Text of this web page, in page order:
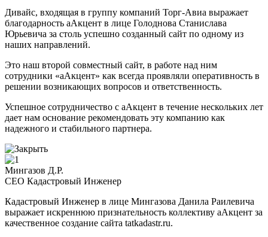
Дивайс, входящая в группу компаний Торг-Авиа выражает
благодарность аАкцент в лице Голоднова Станислава
Юрьевича за столь успешно созданный сайт по одному из
наших направлений.
Это наш второй совместный сайт, в работе над ним
сотрудники «аАкцент» как всегда проявляли оперативность в
решении возникающих вопросов и ответственность.
Успешное сотрудничество с аАкцент в течение нескольких лет
дает нам основание рекомендовать эту компанию как
надежного и стабильного партнера.
Мингазов Д.Р.
CEO Кадастровый Инженер
Кадастровый Инженер в лице Мингазова Данила Раилевича
выражает искреннюю признательность коллективу аАкцент за
качественное создание сайта tatkadastr.ru.